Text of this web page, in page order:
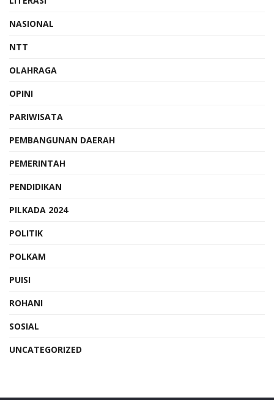
NASIONAL
NTT
OLAHRAGA
OPINI
PARIWISATA
PEMBANGUNAN DAERAH
PEMERINTAH
PENDIDIKAN
PILKADA 2024
POLITIK
POLKAM
PUISI
ROHANI
SOSIAL
UNCATEGORIZED